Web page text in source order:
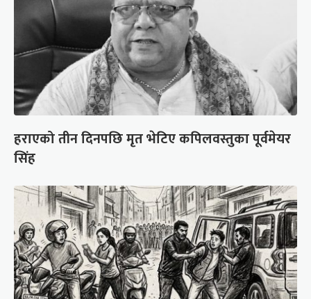
हराएको तीन दिनपछि मृत भेटिए कपिलवस्तुका पूर्वमेयर
सिंह